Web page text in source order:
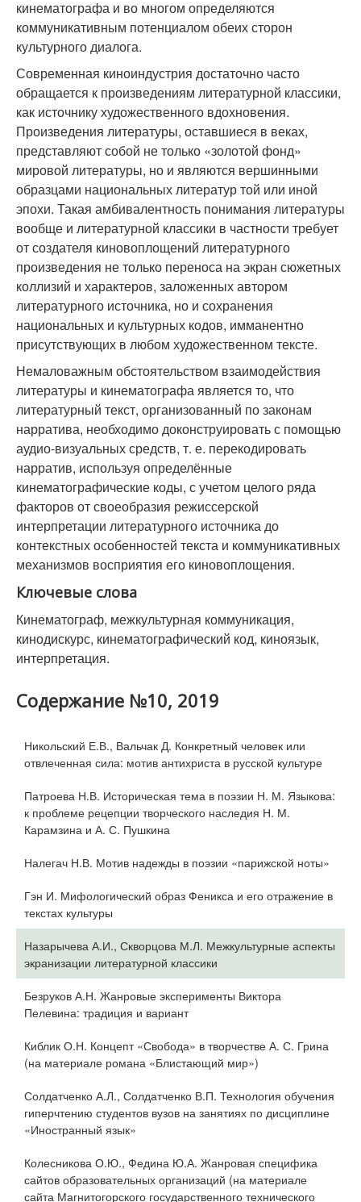
кинематографа и во многом определяются
коммуникативным потенциалом обеих сторон
культурного диалога.
Современная киноиндустрия достаточно часто
обращается к произведениям литературной классики,
как источнику художественного вдохновения.
Произведения литературы, оставшиеся в веках,
представляют собой не только «золотой фонд»
мировой литературы, но и являются вершинными
образцами национальных литератур той или иной
эпохи. Такая амбивалентность понимания литературы
вообще и литературной классики в частности требует
от создателя киновоплощений литературного
произведения не только переноса на экран сюжетных
коллизий и характеров, заложенных автором
литературного источника, но и сохранения
национальных и культурных кодов, имманентно
присутствующих в любом художественном тексте.
Немаловажным обстоятельством взаимодействия
литературы и кинематографа является то, что
литературный текст, организованный по законам
нарратива, необходимо доконструировать с помощью
аудио-визуальных средств, т. е. перекодировать
нарратив, используя определённые
кинематографические коды, с учетом целого ряда
факторов от своеобразия режиссерской
интерпретации литературного источника до
контекстных особенностей текста и коммуникативных
механизмов восприятия его киновоплощения.
Ключевые слова
Кинематограф, межкультурная коммуникация,
кинодискурс, кинематографический код, киноязык,
интерпретация.
Содержание №10, 2019
Никольский Е.В., Вальчак Д. Конкретный человек или
отвлеченная сила: мотив антихриста в русской культуре
Патроева Н.В. Историческая тема в поэзии Н. М. Языкова:
к проблеме рецепции творческого наследия Н. М.
Карамзина и А. С. Пушкина
Налегач Н.В. Мотив надежды в поэзии «парижской ноты»
Гэн И. Мифологический образ Феникса и его отражение в
текстах культуры
Назарычева А.И., Скворцова М.Л. Межкультурные аспекты
экранизации литературной классики
Безруков А.Н. Жанровые эксперименты Виктора
Пелевина: традиция и вариант
Киблик О.Н. Концепт «Свобода» в творчестве А. С. Грина
(на материале романа «Блистающий мир»)
Солдатченко А.Л., Солдатченко В.П. Технология обучения
гиперчтению студентов вузов на занятиях по дисциплине
«Иностранный язык»
Колесникова О.Ю., Федина Ю.А. Жанровая специфика
сайтов образовательных организаций (на материале
сайта Магнитогорского государственного технического